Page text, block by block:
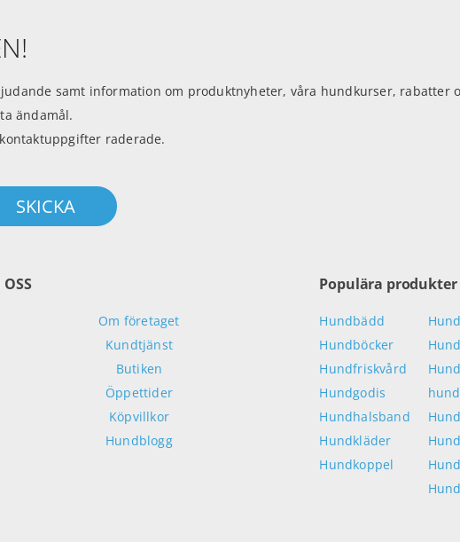
samt information om produktnyheter, våra hundkurser, rabatter
ändamål.
raderade.
Om företaget
Kundtjänst
Butiken
Öppettider
Köpvillkor
Hundblogg
Populära produkter
Hundbädd
Hundböcker
Hundfriskvård
Hundgodis
Hundhalsband
Hundkläder
Hundkoppel